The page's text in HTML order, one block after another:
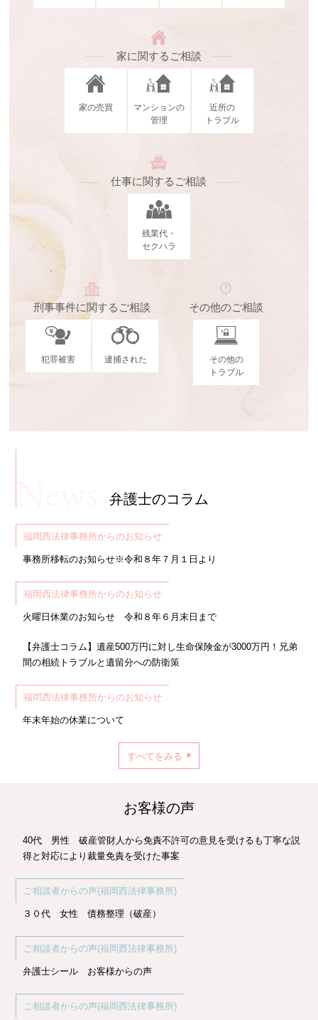
家に関するご相談
家の売買
マンションの
管理
近所の
トラブル
仕事に関するご相談
残業代・
セクハラ
刑事事件に関するご相談
犯罪被害 逮捕された
その他のご相談
その他の
トラブル
弁護士のコラム
福岡西法律事務所からのお知らせ
事務所移転のお知らせ※令和８年７月１日より
福岡西法律事務所からのお知らせ
火曜日休業のお知らせ 令和８年６月末日まで
【弁護士コラム】遺産500万円に対し生命保険金が3000万円！兄弟
間の相続トラブルと遺留分への防衛策
福岡西法律事務所からのお知らせ
年末年始の休業について
すべてをみる
お客様の声
40代 男性 破産管財人から免責不許可の意見を受けるも丁寧な説
得と対応により裁量免責を受けた事案
ご相談者からの声(福岡西法律事務所)
３０代 女性 債務整理（破産）
ご相談者からの声(福岡西法律事務所)
弁護士シール お客様からの声
ご相談者からの声(福岡西法律事務所)